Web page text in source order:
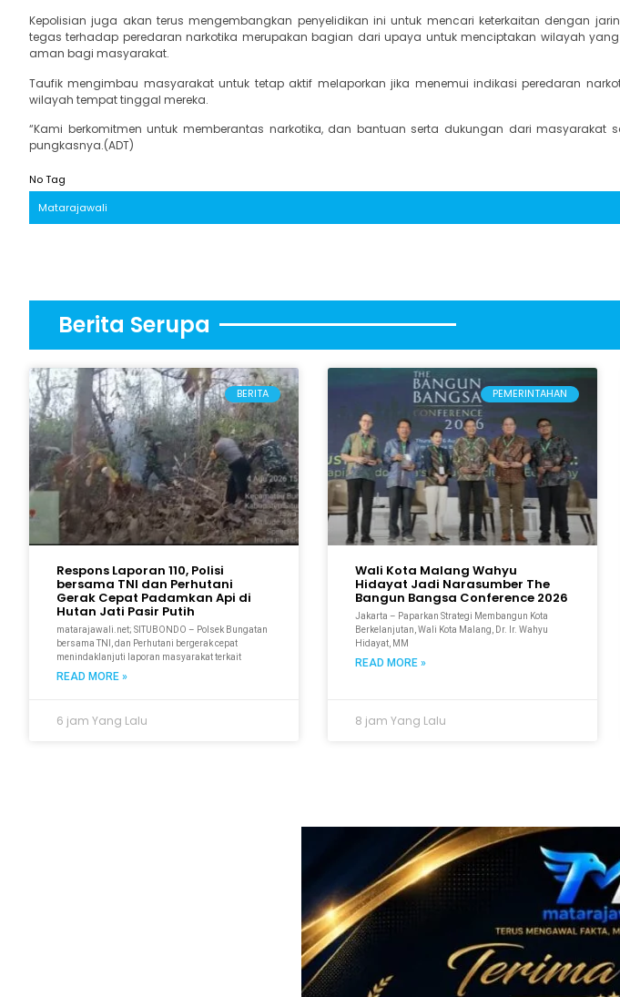
Kepolisian juga akan terus mengembangkan penyelidikan ini untuk mencari keterkaitan dengan
tegas terhadap peredaran narkotika merupakan bagian dari upaya untuk menciptakan wilayah
aman bagi masyarakat.
Taufik mengimbau masyarakat untuk tetap aktif melaporkan jika menemui indikasi peredaran
wilayah tempat tinggal mereka.
“Kami berkomitmen untuk memberantas narkotika, dan bantuan serta dukungan dari masyarakat
pungkasnya.(ADT)
No Tag
Matarajawali
Berita Serupa
BERITA
Respons Laporan 110, Polisi
bersama TNI dan Perhutani
Gerak Cepat Padamkan Api di
Hutan Jati Pasir Putih
matarajawali.net; SITUBONDO – Polsek Bungatan
bersama TNI, dan Perhutani bergerak cepat
menindaklanjuti laporan masyarakat terkait
READ MORE »
6 jam Yang Lalu
PEMERINTAHAN
Wali Kota Malang Wahyu
Hidayat Jadi Narasumber The
Bangun Bangsa Conference 2026
Jakarta – Paparkan Strategi Membangun Kota
Berkelanjutan, Wali Kota Malang, Dr. Ir. Wahyu
Hidayat, MM
READ MORE »
8 jam Yang Lalu